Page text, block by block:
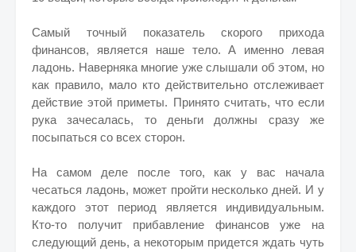
Самый точный показатель скорого прихода
финансов, является наше тело. А именно левая
ладонь. Наверняка многие уже слышали об этом, но
как правило, мало кто действительно отслеживает
действие этой приметы. Принято считать, что если
рука зачесалась, то деньги должны сразу же
посыпаться со всех сторон.
На самом деле после того, как у вас начала
чесаться ладонь, может пройти несколько дней. И у
каждого этот период является индивидуальным.
Кто-то получит прибавление финансов уже на
следующий день, а некоторым придется ждать чуть